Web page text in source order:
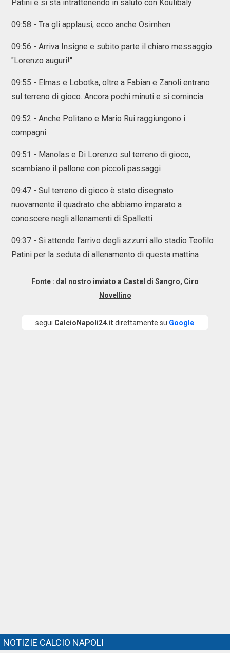
Patini e si sta intrattenendo in saluto con Koulibaly
09:58 - Tra gli applausi, ecco anche Osimhen
09:56 - Arriva Insigne e subito parte il chiaro messaggio:
"Lorenzo auguri!"
09:55 - Elmas e Lobotka, oltre a Fabian e Zanoli entrano
sul terreno di gioco. Ancora pochi minuti e si comincia
09:52 - Anche Politano e Mario Rui raggiungono i
compagni
09:51 - Manolas e Di Lorenzo sul terreno di gioco,
scambiano il pallone con piccoli passaggi
09:47 - Sul terreno di gioco è stato disegnato
nuovamente il quadrato che abbiamo imparato a
conoscere negli allenamenti di Spalletti
09:37 - Si attende l'arrivo degli azzurri allo stadio Teofilo
Patini per la seduta di allenamento di questa mattina
Fonte : dal nostro inviato a Castel di Sangro, Ciro
Novellino
segui CalcioNapoli24.itdirettamente su Google
NOTIZIE CALCIO NAPOLI